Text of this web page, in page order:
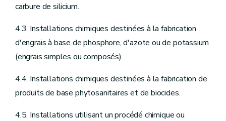
carbure de silicium.
4.3. Installations chimiques destinées à la fabrication
d'engrais à base de phosphore, d'azote ou de potassium
(engrais simples ou composés).
4.4. Installations chimiques destinées à la fabrication de
produits de base phytosanitaires et de biocides.
4.5. Installations utilisant un procédé chimique ou